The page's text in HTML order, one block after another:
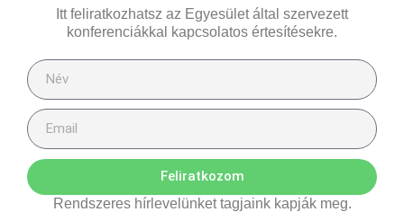
Itt feliratkozhatsz az Egyesület által szervezett
konferenciákkal kapcsolatos értesítésekre.
Feliratkozom
Rendszeres hírlevelünket tagjaink kapják meg.